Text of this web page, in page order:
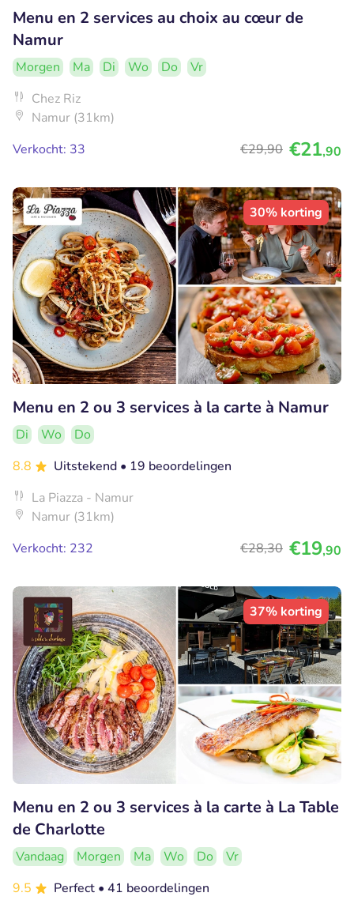
Menu en 2 services au choix au cœur de
Namur
Morgen Ma Di Wo Do
Vr
Chez Riz
Namur (31km)
Verkocht: 33
€29,90 €21,90
30% korting
Menu en 2 ou 3 services à la carte à Namur
Di Wo
Do
8.8
Uitstekend • 19 beoordelingen
La Piazza - Namur
Namur (31km)
Verkocht: 232
€28,30 €19,90
37% korting
Menu en 2 ou 3 services à la carte à La Table
de Charlotte
Vandaag Morgen Ma Wo Do
Vr
9.5
Perfect • 41 beoordelingen